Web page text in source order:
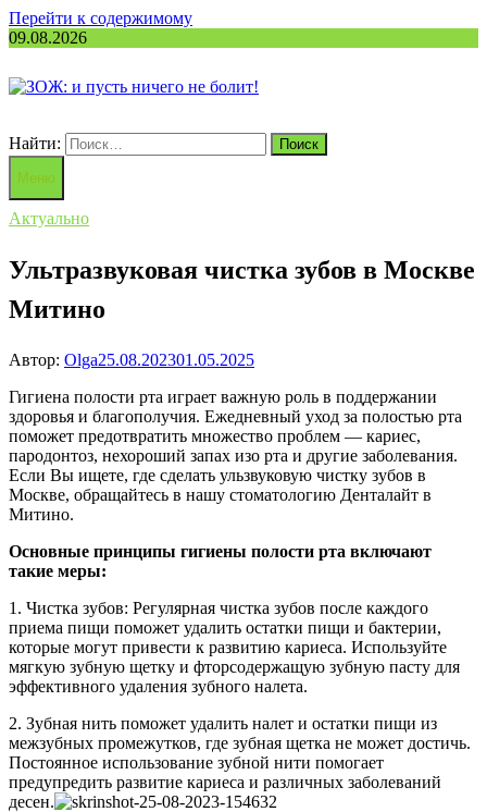
Перейти к содержимому
09.08.2026
Найти:
Меню
Актуально
Ультразвуковая чистка зубов в Москве
Митино
Автор: Olga25.08.202301.05.2025
Гигиена полости рта играет важную роль в поддержании
здоровья и благополучия. Ежедневный уход за полостью рта
поможет предотвратить множество проблем — кариес,
пародонтоз, нехороший запах изо рта и другие заболевания.
Если Вы ищете, где сделать ульзвуковую чистку зубов в
Москве, обращайтесь в нашу стоматологию Денталайт в
Митино.
Основные принципы гигиены полости рта включают
такие меры:
1. Чистка зубов: Регулярная чистка зубов после каждого
приема пищи поможет удалить остатки пищи и бактерии,
которые могут привести к развитию кариеса. Используйте
мягкую зубную щетку и фторсодержащую зубную пасту для
эффективного удаления зубного налета.
2. Зубная нить поможет удалить налет и остатки пищи из
межзубных промежутков, где зубная щетка не может достичь.
Постоянное использование зубной нити помогает
предупредить развитие кариеса и различных заболеваний
десен.